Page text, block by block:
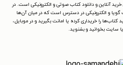
آنلاین و دانلود کتاب صوتی و الکترونیکی است. در
گویا و الکترونیکی در دسترس است که در میان آن‌ها
را خریداری کرده یا امانت بگیرید و در موبایل،
یا سایت بخوانید و بشنوید.